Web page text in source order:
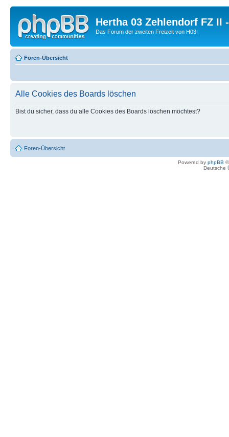
Hertha 03 Zehlendorf FZ II
Das Forum der zweiten Freizeit von H03!
Foren-Übersicht
Alle Cookies des Boards löschen
Bist du sicher, dass du alle Cookies des Boards löschen möchtest?
Foren-Übersicht
Powered by phpBB
Deutsche